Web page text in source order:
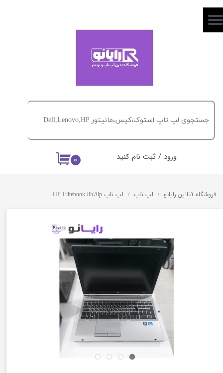
۰ ورود / ثبت نام کنید
حساب کاربری من
خروج از حساب کاربری
فروشگاه آنلاین رایانو لپ تاپ لپ تاپ HP Elitebook 8570p